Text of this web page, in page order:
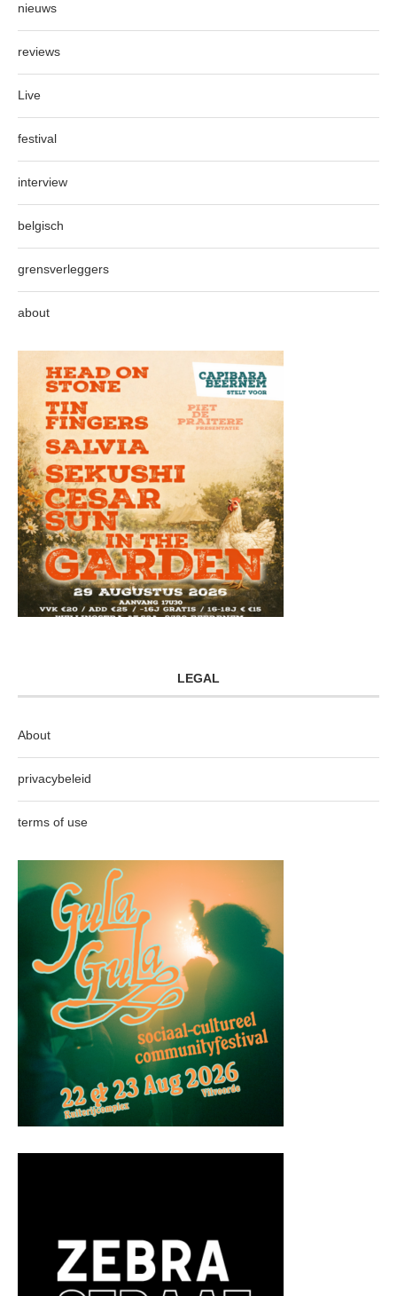
nieuws
reviews
Live
festival
interview
belgisch
grensverleggers
about
LEGAL
About
privacybeleid
terms of use